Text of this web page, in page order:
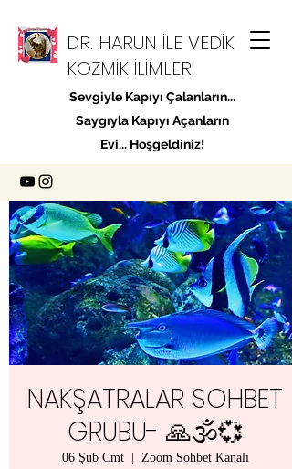
DR. HARUN İLE VEDİK
KOZMİK İLİMLER
Sevgiyle Kapıyı Çalanların...
Saygıyla Kapıyı Açanların
Evi... Hoşgeldiniz!
NAKŞATRALAR SOHBET
GRUBU- 🙏🕉💞
06 Şub Cmt
  |
Zoom Sohbet Kanalı